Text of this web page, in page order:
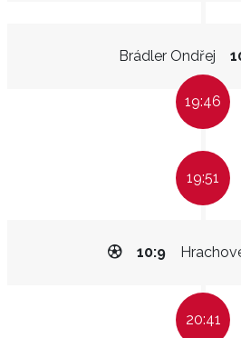
Brádler Ondřej
19:46
19:51
10:9
20:41